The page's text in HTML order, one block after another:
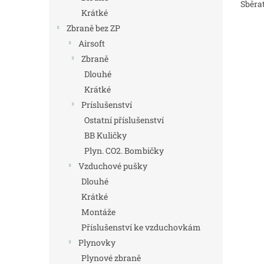
Krátké
Zbraně bez ZP
Airsoft
Zbraně
Dlouhé
Krátké
Príslušenství
Ostatní příslušenství
BB Kuličky
Plyn. CO2. Bombičky
Vzduchové pušky
Dlouhé
Krátké
Montáže
Příslušenství ke vzduchovkám
Plynovky
Plynové zbraně